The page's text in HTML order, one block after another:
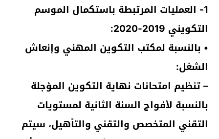
1- العمليات المرتبطة باستكمال الموسم
التكويني 2019-2020:
• بالنسبة لمكتب التكوين المهني وإنعاش
الشغل:
– تنظيم امتحانات نهاية التكوين المؤجلة
بالنسبة لأفواج السنة الثانية لمستويات
التقني المتخصص والتقني والتأهيل، سيتم